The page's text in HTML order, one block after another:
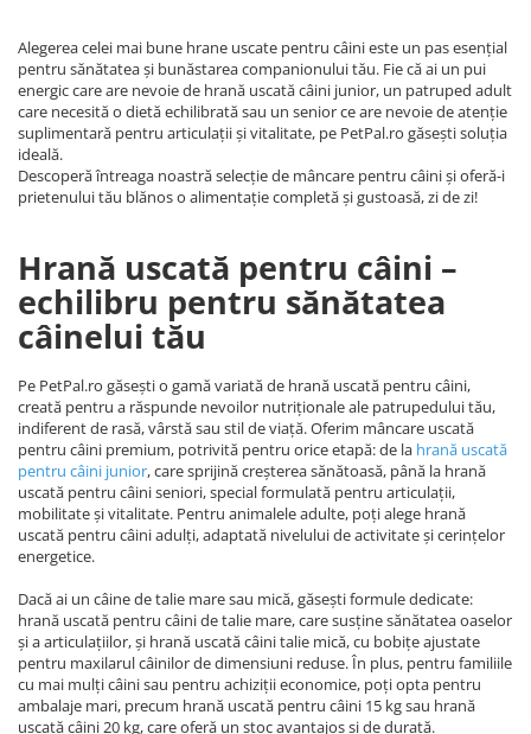
Alegerea celei mai bune hrane uscate pentru câini este un pas esențial
pentru sănătatea și bunăstarea companionului tău. Fie că ai un pui
energic care are nevoie de hrană uscată câini junior, un patruped adult
care necesită o dietă echilibrată sau un senior ce are nevoie de atenție
suplimentară pentru articulații și vitalitate, pe PetPal.ro găsești soluția
ideală.
Descoperă întreaga noastră selecție de mâncare pentru câini și oferă-i
prietenului tău blănos o alimentație completă și gustoasă, zi de zi!
Hrană uscată pentru câini –
echilibru pentru sănătatea
câinelui tău
Pe PetPal.ro găsești o gamă variată de hrană uscată pentru câini,
creată pentru a răspunde nevoilor nutriționale ale patrupedului tău,
indiferent de rasă, vârstă sau stil de viață. Oferim mâncare uscată
pentru câini premium, potrivită pentru orice etapă: de la hrană uscată
pentru câini junior, care sprijină creșterea sănătoasă, până la hrană
uscată pentru câini seniori, special formulată pentru articulații,
mobilitate și vitalitate. Pentru animalele adulte, poți alege hrană
uscată pentru câini adulți, adaptată nivelului de activitate și cerințelor
energetice.
Dacă ai un câine de talie mare sau mică, găsești formule dedicate:
hrană uscată pentru câini de talie mare, care susține sănătatea oaselor
și a articulațiilor, și hrană uscată câini talie mică, cu bobițe ajustate
pentru maxilarul câinilor de dimensiuni reduse. În plus, pentru familiile
cu mai mulți câini sau pentru achiziții economice, poți opta pentru
ambalaje mari, precum hrană uscată pentru câini 15 kg sau hrană
uscată câini 20 kg, care oferă un stoc avantajos și de durată.